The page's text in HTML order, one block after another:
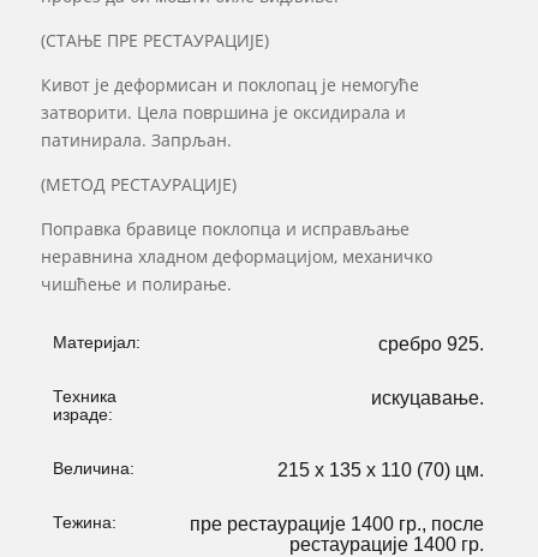
(СТАЊЕ ПРЕ РЕСТАУРАЦИЈЕ)
Кивот је деформисан и поклопац је немогуће
затворити. Цела површина је оксидирала и
патинирала. Запрљан.
(МЕТОД РЕСТАУРАЦИЈЕ)
Поправка бравице поклопца и исправљање
неравнина хладном деформацијом, механичко
чишћење и полирање.
Материјал: сребро 925.
Техника
израде:
искуцавање.
Величина: 215 х 135 х 110 (70) цм.
Тежина:
пре рестаурације 1400 гр., после
рестаурације 1400 гр.